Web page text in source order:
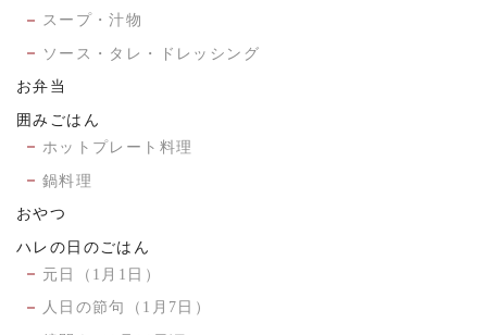
スープ・汁物
ソース・タレ・ドレッシング
お弁当
囲みごはん
ホットプレート料理
鍋料理
おやつ
ハレの日のごはん
元日（1月1日）
人日の節句（1月7日）